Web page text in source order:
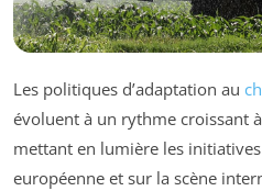
Les politiques d’adaptation au
évoluent à un rythme croissant
mettant en lumière les
européenne et sur la scène